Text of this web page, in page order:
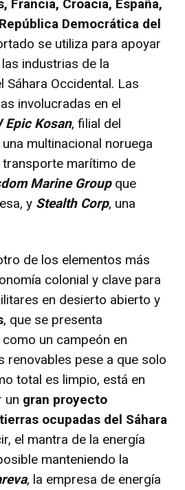
Francia, Croacia, España,
Democrática del
se utiliza para apoyar
industrias de la
Sáhara Occidental. Las
involucradas en el
Epic Kosan, filial del
una multinacional noruega
transporte marítimo de
Marine Group que
y Stealth Corp, una
de los elementos más
colonial y clave para
en desierto abierto y
, que se presenta
un campeón en
renovables pese a que solo
total es limpio, está en
un gran proyecto
ocupadas del Sáhara
el mantra de la energía
manteniendo la
, la empresa de energía